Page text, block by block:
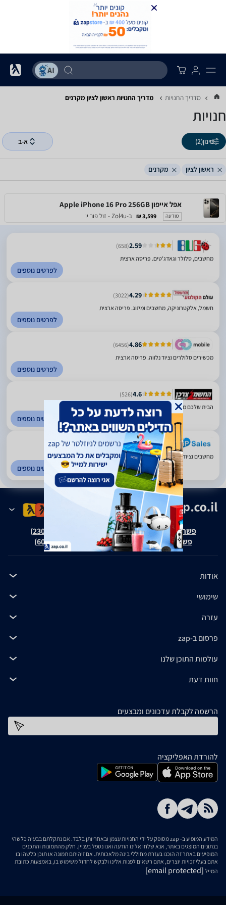
מדריך החנויות מדריך החנויות ‏ראשון לציון ‏מקרנים
חנויות
סינון(2) א-ב
ראשון לציון מקרנים
אפל אייפון Apple iPhone 16 Pro 256GB
מודעה 3,599 ₪ ב-Zol4u - זול פור יו
2.59
(658)
מחשבים, סלולר וגאדג'טים. פריסה ארצית
לפרטים נוספים
4.29
(3022)
חשמל, אלקטרוניקה, מחשבים ומיזוג. פריסה ארצית
לפרטים נוספים
4.86
(6456)
מכשירים סלולרים וציוד נלווה. פריסה ארצית
לפרטים נוספים
4.6
(526)
הבית שלכם מתחיל כאן. ראשון לציון
לפרטים נוספים
5
(259)
מחשבים וציוד היקפי. ראשון לציון
לפרטים נוספים
פשרה בת"צ אבנצ'יק נ' זאפ גרופ (ת"צ 23008-08-20)
פשרה בת"צ כהנים נ' זאפ גרופ (ת"צ 60371-12-19)
אודות
שימושי
עזרה
פרסום ב-zap
עולמות התוכן שלנו
חוות דעת
הרשמה לקבלת עדכונים ומבצעים
להורדת האפליקציה
המידע המופיע ב- zap מסופק על ידי החנויות עצמן ובאחריותן בלבד. אם נתקלתם בבעיה כלשהי
בנתונים המוצגים באתר, אנא שלחו אלינו הודעה ואנו נטפל בעניין. חלק מהתמונות והתכנים
המופיעים באתר זה הוכנו בעזרת מחוללי בינה מלאכותית. אם זיהיתם תמונה או תוכן כלשהו בו
אתם בעלי זכויות יוצרים, אתם רשאים לפנות אלינו ולבקש לחדול משימוש בו, באמצעות כתובת
המייל [email protected]